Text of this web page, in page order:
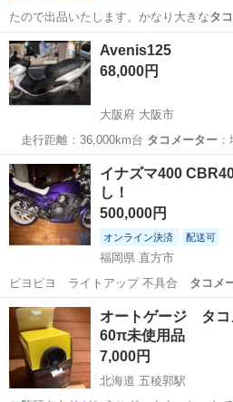
たので出品いたします。かなり大きなタ
い方いたらよろしく…
新潟 上越市
Avenis125
68,000円
大阪府 大阪市
走行距離：36,000km台 タコメーター：
てまし…
大阪 大阪市 バイク
イナズマ400
し！
500,000円
オンライン決済 配送可
福岡県 直方市
ピヨピヨ ライトアップ 不具合 タコメ
福岡 直方市 カワサキ
オートゲージ タ
60π未使用品
7,000円
北海道 五稜郭駅